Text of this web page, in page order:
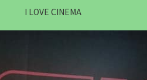
I LOVE CINEMA